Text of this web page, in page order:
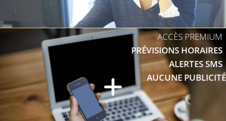
ACCÈS PREMIUM
PRÉVISIONS HORAIRES
ALERTES SMS
AUCUNE PUBLICITÉ